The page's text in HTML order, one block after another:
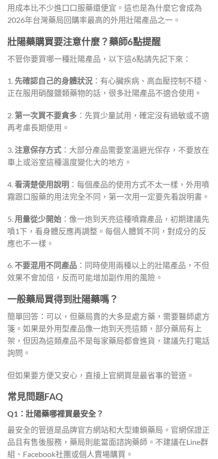
用成本比不少進口口服藥還便宜。這也是為什麼它會成為
2026年台灣藥局回購率最高的外用壯陽產品之一。
壯陽藥購買要注意什麼？藥師6點提醒
不管你要買哪一種壯陽產品，以下這6點請先記下來：
1. 先確認自己的身體狀況 ：有心臟疾病、高血壓控制不穩、
正在服用硝酸鹽類藥物的話，很多壯陽產品不適合使用。
2.第一次買不要貪多 ：先買少量試用，確定沒有過敏或不適
再考慮長期使用。
3. 注意保存方式 ：大部分產品需要室溫避光保存，不要放在
車上或浴室這種溫度變化大的地方。
4.看清楚使用說明 ：每個產品的使用方式不太一樣，外用噴
霧跟口服藥的用法完全不同，第一次用一定要先看說明書。
5. 用量從少開始 ：像一炮到天亮這種噴霧產品，初期建議先
噴1下，看身體反應再調整。每個人體質不同，對成分的反
應也不一樣。
6. 不要混用不同產品 ：同時使用兩種以上的壯陽產品，不但
效果不會加倍，反而可能增加副作用的風險。
一般藥局買得到壯陽藥嗎？
簡單回答：可以，但藥局賣的大多是處方藥，需要醫師處方
箋。如果是外用型產品像一炮到天亮這類，部分藥局有上
架，但因為這類產品不是每家藥局都會進貨，建議先打電話
詢問。
但如果要方便又安心，直接上官網買是最省事的管道。
常見問題FAQ
Q1：壯陽藥哪裡買最安全？
最安全的管道是品牌官方網站和大型連鎖藥局。官網保證正
品且有售後服務，藥局則能當面諮詢藥師。不建議在Line群
組、Facebook社團或個人賣場購買。